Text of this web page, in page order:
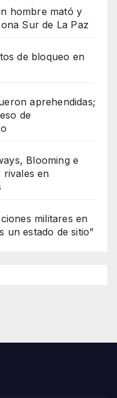
hombre mató y
Sur de La Paz
de bloqueo en
aprehendidas;
de
Blooming e
rivales en
militares en
un estado de sitio”